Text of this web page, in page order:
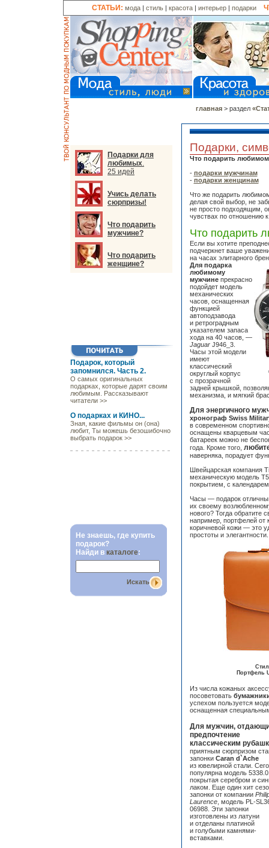
СТАТЬИ: мода | стиль | красота | интерьер | подарки
главная > раздел
Подарки для
любимых.
25 идей
Учись делать
сюрпризы!
Что подарить
мужчине?
Что подарить
женщине?
Подарок, который
запомнился. Часть 2.
О самых оригинальных
подарках, которые дарят своим
любимым. Рассказывают
читатели >>
О подарках и КИНО...
Зная, какие фильмы он (она)
любит, Ты можешь безошибочно
выбрать подарок >>
Не знаешь, где купить
подарок?
Найди в каталоге:
Искать
Подарки,
Что подарить
- подарки мужчинам
- подарки женщинам
Что же подарить
делая свой выбор, не
не просто подходящим,
чувствах по отношению
Что подарить
Если вы хотите
подчеркнет ваше
на часах элитарного
Для подарка
любимому
мужчине прекрасно
подойдет модель
механических
часов, оснащенная
функцией
автоподзавода
и ретроградным
указателем запаса
хода на 40 часов, —
JaguarJ946_3.
Часы этой модели
имеют
классический
округлый корпус
с прозрачной
задней крышкой,
механизма, и мягкий
Для энергичного
хронограф Swiss
в современном
оснащены кварцевым
батареек можно не
года. Кроме того,
наверняка, порадует
Швейцарская компания
механическую модель
покрытием, с
Часы — подарок
их своему
нового? Тогда обратите
например, портфелей от
коричневой кожи — это
простоты и элегантности.
Портфель
Из числа кожаных
посоветовать
успехом пользуется
оснащенная
Для мужчин,
предпочтение
классическим
приятным сюрпризом
запонки Caran d`Ache
из ювелирной стали.
популярна модель
покрытая серебром и
лаком. Еще один хит
запонки от компании
Laurence, модель PL-
06988. Эти запонки
изготовлены из латуни
и отделаны платиной
и голубыми камнями-
вставками.